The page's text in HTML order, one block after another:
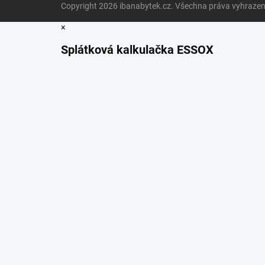
Copyright 2026 ibanabytek.cz. Všechna práva
×
Splátková kalkulačka ESSOX